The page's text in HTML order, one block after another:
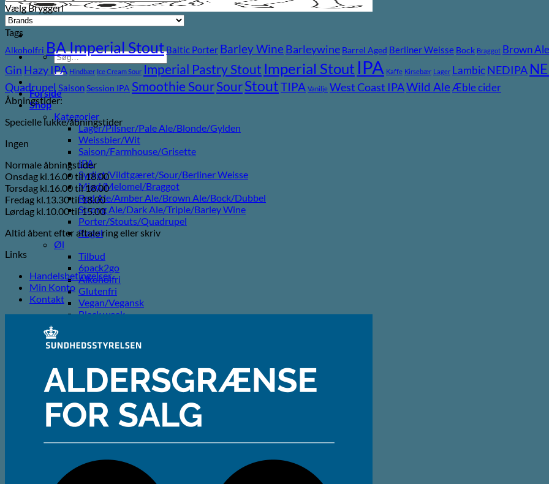
Søg
efter:
Forside
Shop
Kategorier
Lager/Pilsner/Pale Ale/Blonde/Gylden
Weissbier/Wit
Saison/Farmhouse/Grisette
IPA
Syrligt/Vildtgæret/Sour/Berliner Weisse
Mjød/Melomel/Braggot
Red Ale/Amber Ale/Brown Ale/Bock/Dubbel
Strong Ale/Dark Ale/Triple/Barley Wine
Porter/Stouts/Quadrupel
Røgøl
Øl
Tilbud
6pack2go
Alkoholfri
Glutenfri
Vegan/Vegansk
Black week
Andet
Cider
Likør
Most og Sodavand
Chips
Diverse
Gaveæsker og indpakning
Glas
Om ØL2GO
Kontakt
Vælg Bryggeri
Tags
Alkoholfri BA Imperial StoutBaltic Porter Barley Wine Barleywine Barrel Aged Berliner Weisse Bock Braggot Brown Ale
Gin Hazy IPA Hindbær Ice Cream Sour Imperial Pastry Stout Imperial Stout IPA Kaffe Kirsebær Lager Lambic NEDIPA
Quadrupel SaisonSession IPA Smoothie SourSourStoutTIPA Vanilje West Coast IPAWild Ale Æble cider
Åbningstider:
Specielle lukke/åbningstider
Ingen
Normale åbningstider
Onsdag kl.16.00 til 18.00
Torsdag kl.16.00 til 18.00
Fredag kl.13.30 til 18.00
Lørdag kl.10.00 til 15.00
Altid åbent efter aftale ring eller skriv
Links
Handelsbetingelser
Min Konto
Kontakt